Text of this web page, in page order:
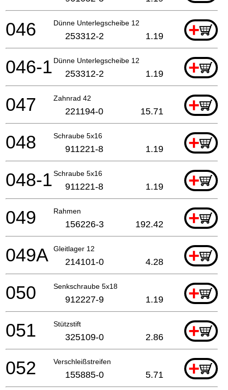
Dünne Unterlegscheibe 12 +
046 253312-2 1.19
Dünne Unterlegscheibe 12 +
046-1 253312-2 1.19
Zahnrad 42 +
047 221194-0 15.71
Schraube 5x16 +
048 911221-8 1.19
Schraube 5x16 +
048-1 911221-8 1.19
Rahmen +
049 156226-3 192.42
Gleitlager 12 +
049A 214101-0 4.28
Senkschraube 5x18 +
050 912227-9 1.19
Stützstift +
051 325109-0 2.86
Verschleißstreifen +
052 155885-0 5.71